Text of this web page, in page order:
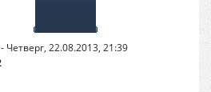
22.08.2013, 21:39